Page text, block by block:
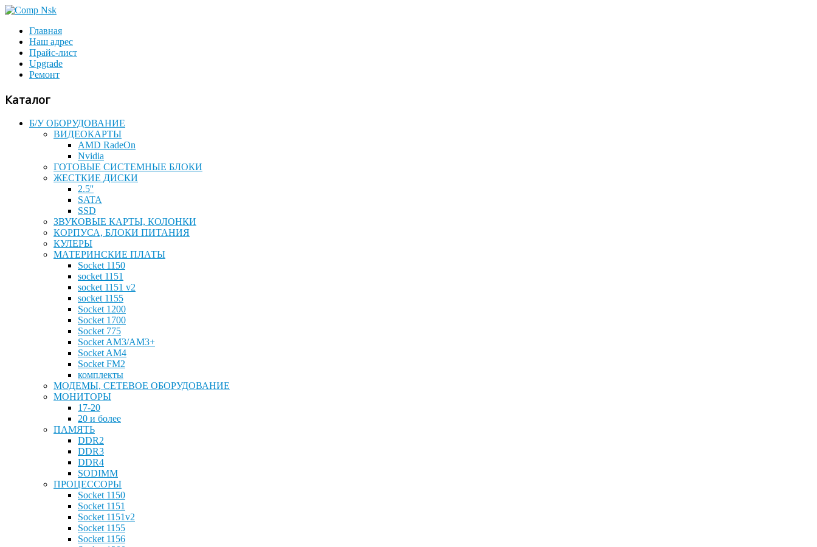
Главная
Наш адрес
Прайс-лист
Upgrade
Ремонт
Каталог
Б/У ОБОРУДОВАНИЕ
ВИДЕОКАРТЫ
AMD RadeOn
Nvidia
ГОТОВЫЕ СИСТЕМНЫЕ БЛОКИ
ЖЕСТКИЕ ДИСКИ
2.5''
SATA
SSD
ЗВУКОВЫЕ КАРТЫ, КОЛОНКИ
КОРПУСА, БЛОКИ ПИТАНИЯ
КУЛЕРЫ
МАТЕРИНСКИЕ ПЛАТЫ
Socket 1150
socket 1151
socket 1151 v2
socket 1155
Socket 1200
Socket 1700
Socket 775
Socket AM3/AM3+
Socket AM4
Socket FM2
комплекты
МОДЕМЫ, СЕТЕВОЕ ОБОРУДОВАНИЕ
МОНИТОРЫ
17-20
20 и более
ПАМЯТЬ
DDR2
DDR3
DDR4
SODIMM
ПРОЦЕССОРЫ
Socket 1150
Socket 1151
Socket 1151v2
Socket 1155
Socket 1156